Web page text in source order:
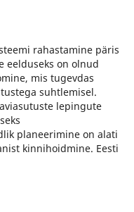
rahastamine päris
eelduseks on olnud
mis tugevdas
suhtlemisel.
lepingute
planeerimine on alati
kinnihoidmine. Eesti